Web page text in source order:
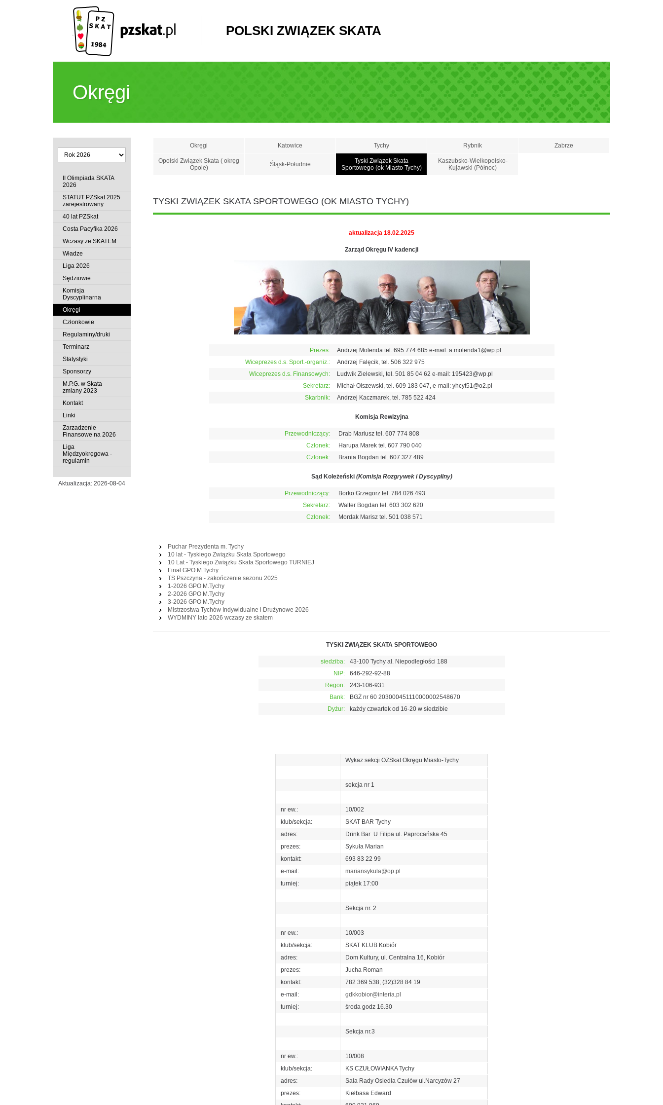
POLSKI ZWIĄZEK SKATA
Okręgi
II Olimpiada SKATA
2026
STATUT PZSkat 2025
zarejestrowany
40 lat PZSkat
Costa Pacyfika 2026
Wczasy ze SKATEM
Władze
Liga 2026
Sędziowie
Komisja
Dyscyplinarna
Okręgi
Członkowie
Regulaminy/druki
Terminarz
Statystyki
Sponsorzy
M.P.G. w Skata
zmiany 2023
Kontakt
Linki
Zarzadzenie
Finansowe na 2026
Liga
Międzyokręgowa -
regulamin
Aktualizacja: 2026-08-04
Okręgi Katowice Tychy Rybnik Zabrze
Opolski Związek Skata ( okręg
Opole)
Śląsk-Południe
Tyski Związek Skata
Sportowego (ok Miasto Tychy)
Kaszubsko-Wielkopolsko-
Kujawski (Północ)
TYSKI ZWIĄZEK SKATA SPORTOWEGO (OK MIASTO TYCHY)
aktualizacja 18.02.2025
Zarząd Okręgu IV kadencji
Prezes:
Andrzej Molenda tel. 695 774 685 e-mail: a.molenda1@wp.pl
Wiceprezes d.s. Sport.-organiz.:
Andrzej Falęcik, tel. 506 322 975
Wiceprezes d.s. Finansowych:
Ludwik Zielewski, tel. 501 85 04 62 e-mail: 195423@wp.pl
Sekretarz:
Michał Olszewski, tel. 609 183 047, e-mail:yhcyt51@o2.pl
Skarbnik:
Andrzej Kaczmarek, tel. 785 522 424
Komisja Rewizyjna
Przewodniczący:
Drab Mariusz tel. 607 774 808
Członek:
Harupa Marek tel. 607 790 040
Członek:
Brania Bogdan tel. 607 327 489
Sąd Koleżeński (Komisja Rozgrywek i Dyscypliny)
Przewodniczący:
Borko Grzegorz tel. 784 026 493
Sekretarz:
Walter Bogdan tel. 603 302 620
Członek:
Mordak Marisz tel. 501 038 571
Puchar Prezydenta m. Tychy
10 lat - Tyskiego Związku Skata Sportowego
10 Lat - Tyskiego Związku Skata Sportowego TURNIEJ
Finał GPO M.Tychy
TS Pszczyna - zakończenie sezonu 2025
1-2026 GPO M.Tychy
2-2026 GPO M.Tychy
3-2026 GPO M.Tychy
Mistrzostwa Tychów Indywidualne i Drużynowe 2026
WYDMINY lato 2026 wczasy ze skatem
TYSKI ZWIĄZEK SKATA SPORTOWEGO
siedziba:
43-100 Tychy al. Niepodległości 188
NIP:
646-292-92-88
Regon:
243-106-931
Bank:
BGŻ nr 60 203000451110000002548670
Dyżur:
każdy czwartek od 16-20 w siedzibie
Wykaz sekcji OZSkat Okręgu Miasto-Tychy
sekcja nr 1
nr ew.:
10/002
klub/sekcja:
SKAT BAR Tychy
adres:
Drink Bar U Filipa ul. Paprocańska 45
prezes:
Sykuła Marian
kontakt:
693 83 22 99
e-mail:
mariansykula@op.pl
turniej:
piątek 17:00
Sekcja nr. 2
nr ew.:
10/003
klub/sekcja:
SKAT KLUB Kobiór
adres:
Dom Kultury, ul. Centralna 16, Kobiór
prezes:
Jucha Roman
kontakt:
782 369 538; (32)328 84 19
e-mail:
gdkkobior@interia.pl
turniej:
środa godz 16.30
Sekcja nr.3
nr ew.:
10/008
klub/sekcja:
KS CZUŁOWIANKA Tychy
adres:
Sala Rady Osiedla Czułów ul.Narcyzów 27
prezes:
Kiełbasa Edward